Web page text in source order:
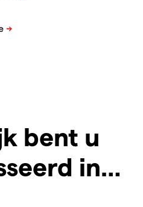
bent u
in…